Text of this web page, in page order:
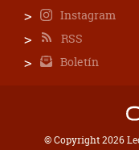
Instagram
RSS
Boletín
© Copyright 2026